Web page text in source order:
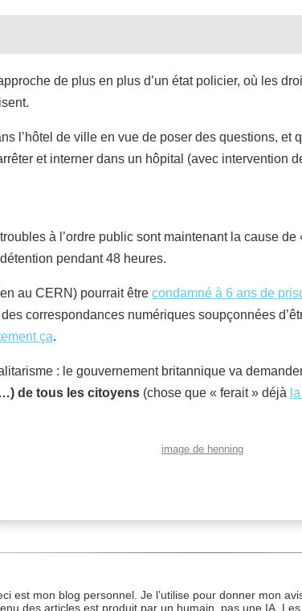
de plus en plus d’un état policier, où les
l’hôtel de ville en vue de poser des questions, et
et interner dans un hôpital (avec intervention
à l’ordre public sont maintenant la cause
pendant 48 heures.
au CERN) pourrait être condamné à 6 ans de
correspondances numériques soupçonnées
ça.
: le gouvernement britannique va
de tous les citoyens (chose que « ferait » déjà
image de henning
est mon blog personnel. Je l’utilise pour donner mon
des articles est produit par un humain, pas une IA.